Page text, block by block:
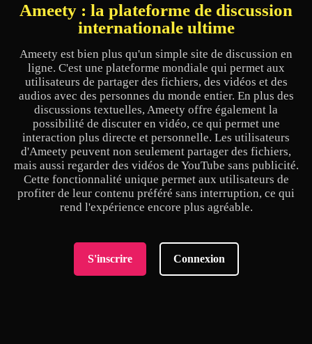
Ameety : la plateforme de discussion
internationale ultime
Ameety est bien plus qu'un simple site de discussion en
ligne. C'est une plateforme mondiale qui permet aux
utilisateurs de partager des fichiers, des vidéos et des
audios avec des personnes du monde entier. En plus des
discussions textuelles, Ameety offre également la
possibilité de discuter en vidéo, ce qui permet une
interaction plus directe et personnelle. Les utilisateurs
d'Ameety peuvent non seulement partager des fichiers,
mais aussi regarder des vidéos de YouTube sans publicité.
Cette fonctionnalité unique permet aux utilisateurs de
profiter de leur contenu préféré sans interruption, ce qui
rend l'expérience encore plus agréable.
S'inscrire Connexion